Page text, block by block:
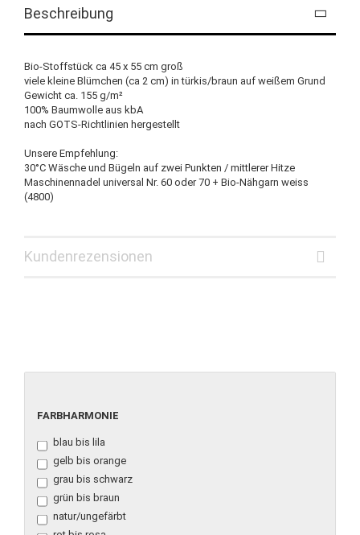
Beschreibung
Bio-Stoffstück ca 45 x 55 cm groß
viele kleine Blümchen (ca 2 cm) in türkis/braun auf weißem Grund
Gewicht ca. 155 g/m²
100% Baumwolle aus kbA
nach GOTS-Richtlinien hergestellt
Unsere Empfehlung:
30°C Wäsche und Bügeln auf zwei Punkten / mittlerer Hitze
Maschinennadel universal Nr. 60 oder 70 + Bio-Nähgarn weiss
(4800)
Kundenrezensionen
FARBHARMONIE
FARBHARMONIE
blau bis lila
gelb bis orange
grau bis schwarz
grün bis braun
natur/ungefärbt